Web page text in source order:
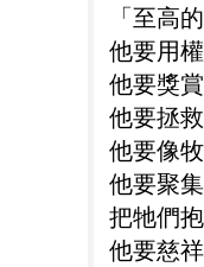
「至高
他要用
他要獎
他要拯
他要像
他要聚
把牠們
他要慈